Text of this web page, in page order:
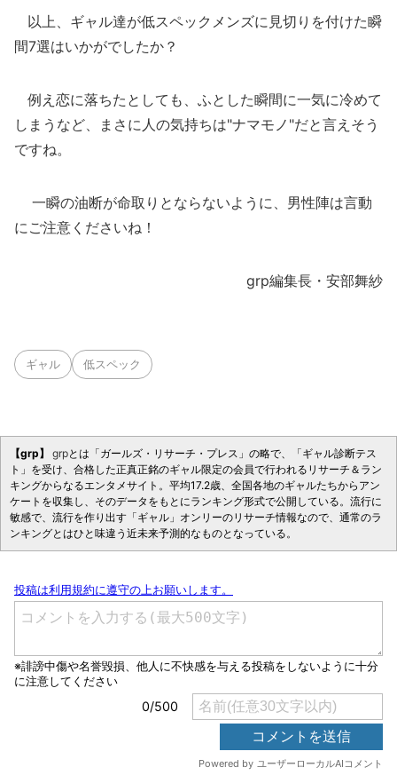
以上、ギャル達が低スペックメンズに見切りを付けた瞬
間7選はいかがでしたか？
例え恋に落ちたとしても、ふとした瞬間に一気に冷めて
しまうなど、まさに人の気持ちは"ナマモノ"だと言えそう
ですね。
一瞬の油断が命取りとならないように、男性陣は言動
にご注意くださいね！
grp編集長・安部舞紗
ギャル 低スペック
【grp】 grpとは「ガールズ・リサーチ・プレス」の略で、「ギャル診断テス
ト」を受け、合格した正真正銘のギャル限定の会員で行われるリサーチ＆ラン
キングからなるエンタメサイト。平均17.2歳、全国各地のギャルたちからアン
ケートを収集し、そのデータをもとにランキング形式で公開している。流行に
敏感で、流行を作り出す「ギャル」オンリーのリサーチ情報なので、通常のラ
ンキングとはひと味違う近未来予測的なものとなっている。